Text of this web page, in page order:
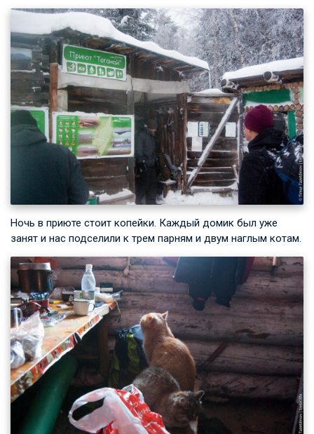
Ночь в приюте стоит копейки. Каждый домик был уже
занят и нас подселили к трем парням и двум наглым котам.